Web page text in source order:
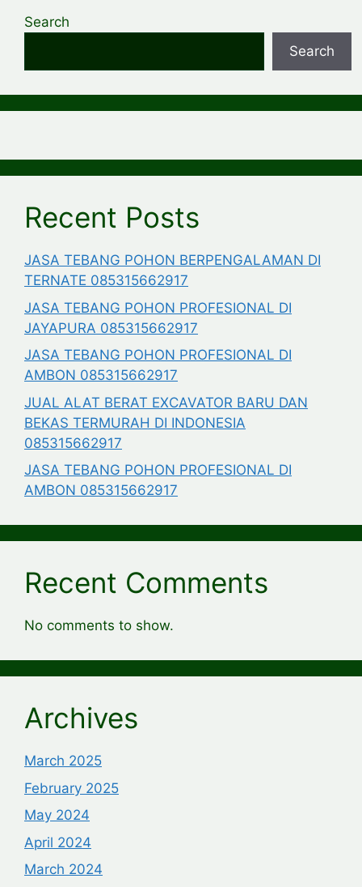
Search
Search
Recent Posts
JASA TEBANG POHON BERPENGALAMAN DI
TERNATE 085315662917
JASA TEBANG POHON PROFESIONAL DI
JAYAPURA 085315662917
JASA TEBANG POHON PROFESIONAL DI
AMBON 085315662917
JUAL ALAT BERAT EXCAVATOR BARU DAN
BEKAS TERMURAH DI INDONESIA
085315662917
JASA TEBANG POHON PROFESIONAL DI
AMBON 085315662917
Recent Comments
No comments to show.
Archives
March 2025
February 2025
May 2024
April 2024
March 2024